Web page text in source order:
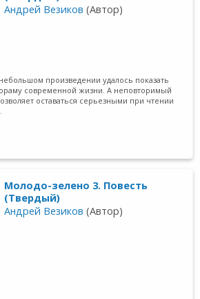
Андрей Везиков (Автор)
произведении удалось показать
современной жизни. А неповторимый
оставаться серьезными при чтении
Молодо-зелено 3. Повесть
(Твердый)
Андрей Везиков (Автор)